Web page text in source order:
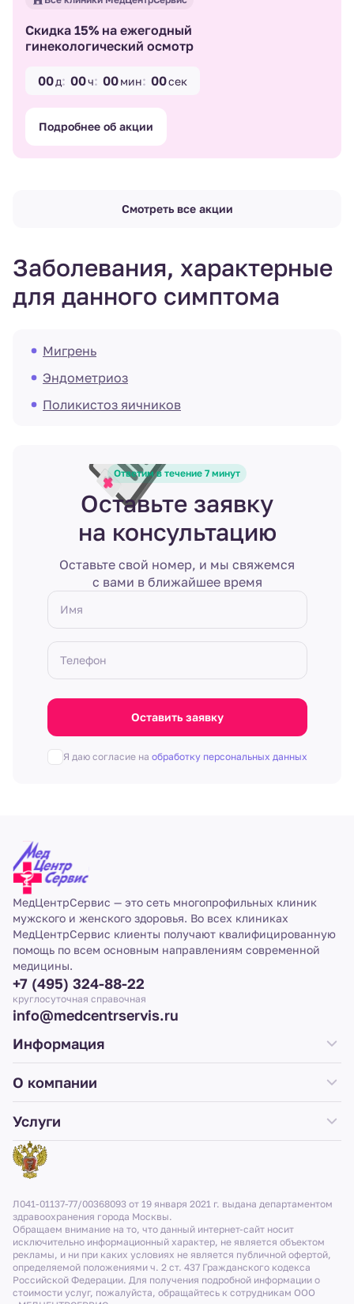
Скидка 15% на ежегодный
гинекологический осмотр
00д 00ч 00мин 00сек
Подробнее об акции
Смотреть все акции
Заболевания, характерные
для данного симптома
Мигрень
Эндометриоз
Поликистоз яичников
Ответим в течение 7 минут
Оставьте заявку
на консультацию
Оставьте свой номер, и мы свяжемся
с вами в ближайшее время
Имя
Телефон
Оставить заявку
Я даю согласие на обработку персональных данных
МедЦентрСервис — это сеть многопрофильных клиник
мужского и женского здоровья. Во всех клиниках
МедЦентрСервис клиенты получают квалифицированную
помощь по всем основным направлениям современной
медицины.
+7 (495) 324-88-22
круглосуточная справочная
info@medcentrservis.ru
Информация
О компании
Услуги
Л041-01137-77/00368093 от 19 января 2021 г. выдана департаментом
здравоохранения города Москвы.
Обращаем внимание на то, что данный интернет-сайт носит
исключительно информационный характер, не является объектом
рекламы, и ни при каких условиях не является публичной офертой,
определяемой положениями ч. 2 ст. 437 Гражданского кодекса
Российской Федерации. Для получения подробной информации о
стоимости услуг, пожалуйста, обращайтесь к сотрудникам ООО